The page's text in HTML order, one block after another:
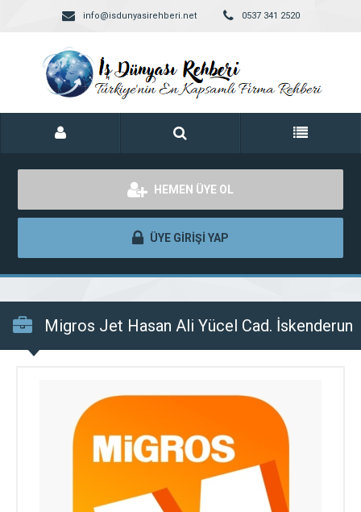
info@isdunyasirehberi.net 0537 341 2520
HEMEN ÜYE OL
ÜYE GİRİŞİ YAP
Migros Jet Hasan Ali Yücel Cad. İskenderun